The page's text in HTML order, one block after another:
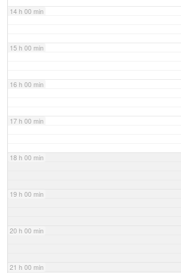
14 h 00 min
15 h 00 min
16 h 00 min
17 h 00 min
18 h 00 min
19 h 00 min
20 h 00 min
21 h 00 min